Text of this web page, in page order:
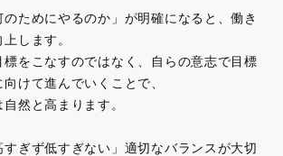
ためにやるのか」が明確になると、働き
します。
標をこなすのではなく、自らの意志で目標
けて進んでいくことで、
然と高まります。
すぎず低すぎない」適切なバランスが大切